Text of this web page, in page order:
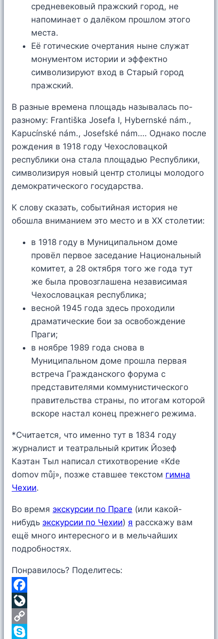
средневековый пражский город, не
напоминает о далёком прошлом этого
места.
Её готические очертания ныне служат
монументом истории и эффектно
символизируют вход в Старый город
пражский.
В разные времена площадь называлась по-
разному: Františka Josefa I, Hybernské nám.,
Kapucínské nám., Josefské nám…. Однако после
рождения в 1918 году Чехословацкой
республики она стала площадью Республики,
символизируя новый центр столицы молодого
демократического государства.
К слову сказать, событийная история не
обошла вниманием это место и в XX столетии:
в 1918 году в Муниципальном доме
провёл первое заседание Национальный
комитет, а 28 октября того же года тут
же была провозглашена независимая
Чехословацкая республика;
весной 1945 года здесь проходили
драматические бои за освобождение
Праги;
в ноябре 1989 года снова в
Муниципальном доме прошла первая
встреча Гражданского форума с
представителями коммунистического
правительства страны, по итогам которой
вскоре настал конец прежнего режима.
*Считается, что именно тут в 1834 году
журналист и театральный критик Йозеф
Каэтан Тыл написал стихотворение «Kde
domov můj», позже ставшее текстом гимна
Чехии.
Во время экскурсии по Праге (или какой-
нибудь экскурсии по Чехии) я расскажу вам
ещё много интересного и в мельчайших
подробностях.
Понравилось? Поделитесь:
Facebook
LiveJournal
Copy